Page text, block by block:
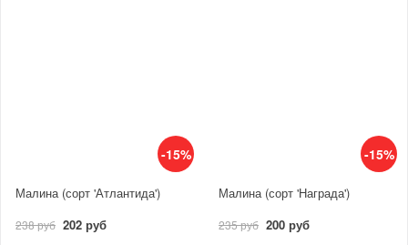
-15%
Малина (сорт 'Атлантида')
238 руб 202 руб
-15%
Малина (сорт 'Награда')
235 руб 200 руб